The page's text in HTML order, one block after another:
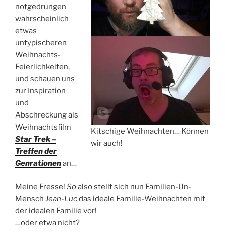
Kitschige Weihnachten… Können
wir auch!
notgedrungen
wahrscheinlich
etwas
untypischeren
Weihnachts-
Feierlichkeiten,
und schauen uns
zur Inspiration
und
Abschreckung als
Weihnachtsfilm
Star Trek –
Treffen der
Genrationenan…
Meine Fresse! Soalso stellt sich nun Familien-Un-
Mensch Jean-Lucdas ideale Familie-Weihnachten mit
der idealen Familie vor!
…oder etwa nicht?